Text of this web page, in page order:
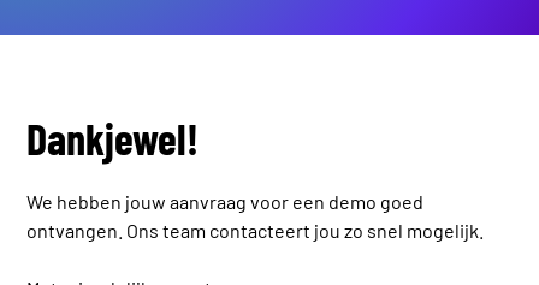
Dankjewel!
We hebben jouw aanvraag voor een demo goed
ontvangen. Ons team contacteert jou zo snel mogelijk.